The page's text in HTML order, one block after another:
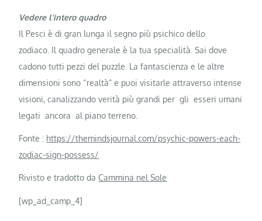
Vedere l’intero quadro
Il Pesci è di gran lunga il segno più psichico dello
zodiaco. Il quadro generale è la tua specialità. Sai dove
cadono tutti pezzi del puzzle. La fantascienza e le altre
dimensioni sono “realtà” e puoi visitarle attraverso intense
visioni, canalizzando verità più grandi per gli esseri umani
legati ancora al piano terreno.
Fonte : https://themindsjournal.com/psychic-powers-each-
zodiac-sign-possess/
Rivisto e tradotto daCammina nel Sole
[wp_ad_camp_4]